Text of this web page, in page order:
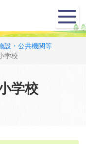
メ
ニ
ュ
設・公共機関等
学校
学校